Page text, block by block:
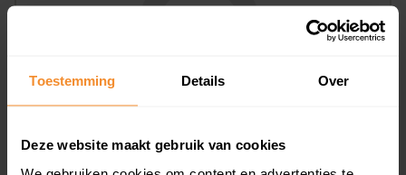
Toestemming Details Over
Deze website maakt gebruik van cookies